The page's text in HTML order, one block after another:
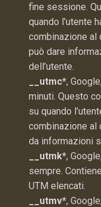
fine sessione.
quando l’utente
combinazione al
può dare
dell’utente.
__utmc*,
minuti. Questo
su quando
combinazione al
da informazioni
__utmk*,
sempre.
UTM elencati.
__utmv*,